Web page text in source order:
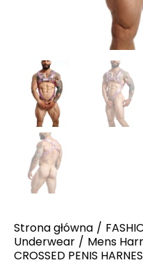
Strona główna
Underwear
Mens
CROSSED PENIS